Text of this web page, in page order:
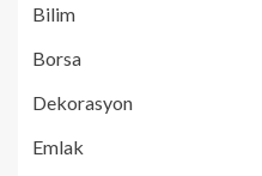
Bilim
Borsa
Dekorasyon
Emlak